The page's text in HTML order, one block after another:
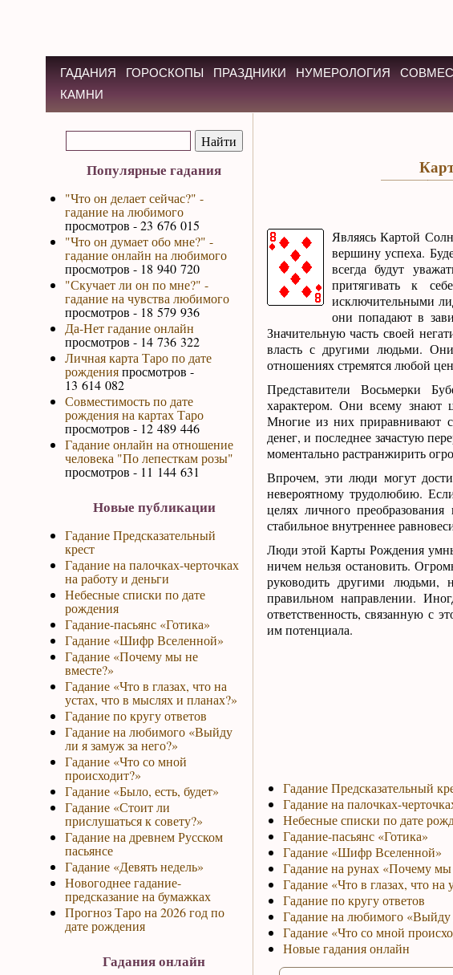
ГАДАНИЯ ГОРОСКОПЫ ПРАЗДНИКИ НУМЕРОЛОГИЯ
КАМНИ
Популярные гадания
"Что он делает сейчас?" -
гадание на любимого
просмотров - 23 676 015
"Что он думает обо мне?" -
гадание онлайн на любимого
просмотров - 18 940 720
"Скучает ли он по мне?" -
гадание на чувства любимого
просмотров - 18 579 936
Да-Нет гадание онлайн
просмотров - 14 736 322
Личная карта Таро по дате
рожденияпросмотров -
13 614 082
Совместимость по дате
рождения на картах Таро
просмотров - 12 489 446
Гадание онлайн на отношение
человека "По лепесткам розы"
просмотров - 11 144 631
Новые публикации
Гадание Предсказательный
крест
Гадание на палочках-черточках
на работу и деньги
Небесные списки по дате
рождения
Гадание-пасьянс «Готика»
Гадание «Шифр Вселенной»
Гадание «Почему мы не
вместе?»
Гадание «Что в глазах, что на
устах, что в мыслях и планах?»
Гадание по кругу ответов
Гадание на любимого «Выйду
ли я замуж за него?»
Гадание «Что со мной
происходит?»
Гадание «Было, есть, будет»
Гадание «Стоит ли
прислушаться к совету?»
Гадание на древнем Русском
пасьянсе
Гадание «Девять недель»
Новогоднее гадание-
предсказание на бумажках
Прогноз Таро на 2026 год по
дате рождения
Гадания онлайн
Являясь Картой
вершину успеха.
всегда будут
притягивать к
исключительными
они попадают в
Значительную часть своей
власть с другими людьми.
отношениях стремятся любой
Представители Восьмерки
характером. Они всему знают
Многие из них приравнивают
денег, и последнее зачастую
моментально растранжирить
Впрочем, эти люди могут
невероятному трудолюбию.
целях личного
стабильное внутреннее
Люди этой Карты Рождения
ничем нельзя остановить.
руководить другими
правильном направлении.
ответственность, связанную с
им потенциала.
Гадание Предсказательный
Гадание на палочках-
Небесные списки по дате
Гадание-пасьянс «Готика»
Гадание «Шифр Вселенной»
Гадание на рунах «Почему мы
Гадание «Что в глазах, что
Гадание по кругу ответов
Гадание на любимого «Выйду
Гадание «Что со мной
Новые гадания онлайн